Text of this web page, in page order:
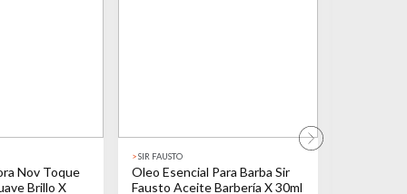
Nov Toque
Brillo X
>SIR FAUSTO
Oleo Esencial Para Barba Sir
Fausto Aceite Barbería X 30ml